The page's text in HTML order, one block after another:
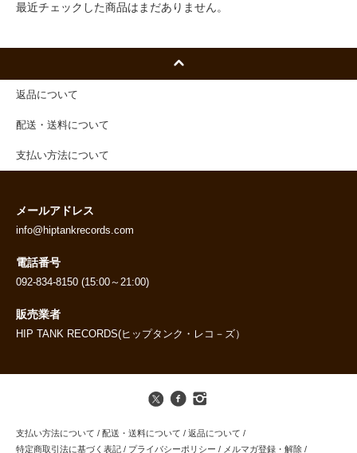
最近チェックした商品はまだありません。
返品について
配送・送料について
支払い方法について
メールアドレス
info@hiptankrecords.com
電話番号
092-834-8150 (15:00～21:00)
販売業者
HIP TANK RECORDS(ヒップタンク・レコ－ズ）
支払い方法について / 配送・送料について / 返品について /
特定商取引法に基づく表記 / プライバシーポリシー / メルマガ登録・解除 /